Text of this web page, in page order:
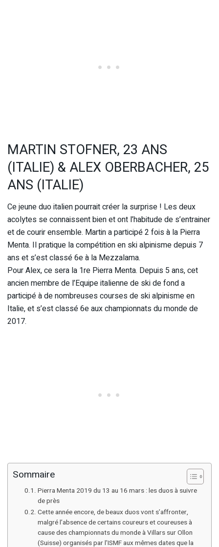
MARTIN STOFNER, 23 ANS
(ITALIE) & ALEX OBERBACHER, 25
ANS (ITALIE)
Ce jeune duo italien pourrait créer la surprise ! Les deux
acolytes se connaissent bien et ont l’habitude de s’entrainer
et de courir ensemble. Martin a participé 2 fois à la Pierra
Menta. Il pratique la compétition en ski alpinisme depuis 7
ans et s’est classé 6e à la Mezzalama.
Pour Alex, ce sera la 1re Pierra Menta. Depuis 5 ans, cet
ancien membre de l’Equipe italienne de ski de fond a
participé à de nombreuses courses de ski alpinisme en
Italie, et s’est classé 6e aux championnats du monde de
2017.
Sommaire
Pierra Menta 2019 du 13 au 16 mars : les duos à suivre
de près
Cette année encore, de beaux duos vont s’affronter,
malgré l’absence de certains coureurs et coureuses à
cause des championnats du monde à Villars sur Ollon
(Suisse) organisés par l’ISMF aux mêmes dates que la